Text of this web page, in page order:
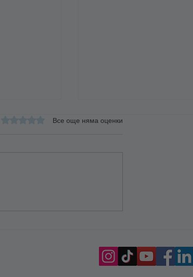
Оценено с 0 от 5 звезди.
Все още няма оценки